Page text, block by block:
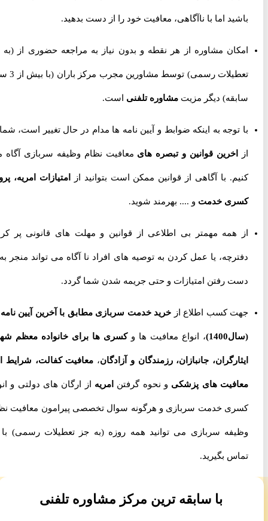
باشید اما با ناآگاهی، معافیت خود را از دست بدهید.
امکان مشاوره از هر نقطه و بدون نیاز به مراجعه حضوری از (به جز
تعطیلات رسمی) توسط مشاورین مجرب مرکز باران (با بیش از 3 سال
سابقه) دیگر مزیت مشاوره تلفنیاست.
با توجه به اینکه ضوابط و آیین نامه ها مدام در حال تغییر است، شما را
اخرین قوانین و تبصره هایمعافیت نظام وظیفه سربازی آگاه می
کنیم. با آگاهی از قوانین ممکن است بتوانید ازامتیازات امریه، پروژه
کسری خدمتو .... بهرمند شوید.
از همه مهمتر بی اطلاعی از قوانین و مهلت های قانونی پر کردن
دفترچه، یا عمل کردن به توصیه های افراد نا آگاه می تواند منجر به از
دست رفتن امتیازات و حتی جریمه شدن شما گردد.
جهت کسب اطلاع ازخرید خدمت سربازی مطابق با آخرین آیین نامه ها
(سال1400) ، انواع معافیت ها و کسری ها برای خانواده معظم شهدا،
ایثارگران، جانبازان، رزمندگان و آزادگان،معافیت کفالت، شرایط اخذ
معافیت های پزشکیو نحوه گرفتن امریهاز ارگان های دولتی و انواع
کسری خدمت سربازی و هرگونه سوال تخصصی پیرامون معافیت نظام
وظیفه سربازی می توانید همه روزه (به جز تعطیلات رسمی) با ما
تماس بگیرید.
با سابقه ترین مرکز مشاوره تلفنی